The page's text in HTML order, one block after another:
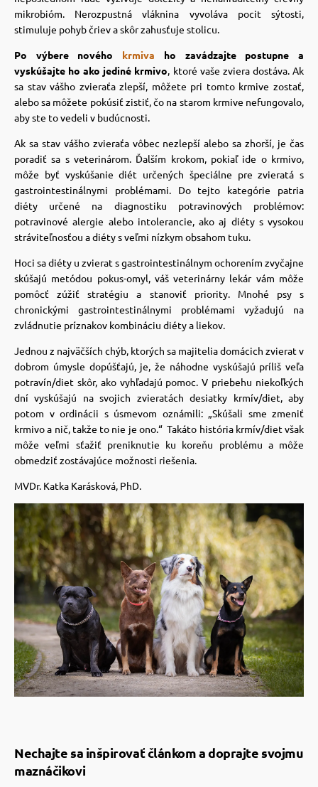
mikrobióm. Nerozpustná vláknina vyvoláva pocit sýtosti,
stimuluje pohyb čriev a skôr zahusťuje stolicu.
Po výbere nového krmiva ho zavádzajte postupne a
vyskúšajte ho ako jediné krmivo, ktoré vaše zviera dostáva. Ak
sa stav vášho zvieraťa zlepší, môžete pri tomto krmive zostať,
alebo sa môžete pokúsiť zistiť, čo na starom krmive nefungovalo,
aby ste to vedeli v budúcnosti.
Ak sa stav vášho zvieraťa vôbec nezlepší alebo sa zhorší, je čas
poradiť sa s veterinárom. Ďalším krokom, pokiaľ ide o krmivo,
môže byť vyskúšanie diét určených špeciálne pre zvieratá s
gastrointestinálnymi problémami. Do tejto kategórie patria
diéty určené na diagnostiku potravinových problémov:
potravinové alergie alebo intolerancie, ako aj diéty s vysokou
stráviteľnosťou a diéty s veľmi nízkym obsahom tuku.
Hoci sa diéty u zvierat s gastrointestinálnym ochorením zvyčajne
skúšajú metódou pokus-omyl, váš veterinárny lekár vám môže
pomôcť zúžiť stratégiu a stanoviť priority. Mnohé psy s
chronickými gastrointestinálnymi problémami vyžadujú na
zvládnutie príznakov kombináciu diéty a liekov.
Jednou z najväčších chýb, ktorých sa majitelia domácich zvierat v
dobrom úmysle dopúšťajú, je, že náhodne vyskúšajú príliš veľa
potravín/diet skôr, ako vyhľadajú pomoc. V priebehu niekoľkých
dní vyskúšajú na svojich zvieratách desiatky krmív/diet, aby
potom v ordinácii s úsmevom oznámili: „Skúšali sme zmeniť
krmivo a nič, takže to nie je ono.“ Takáto história krmív/diet však
môže veľmi sťažiť preniknutie ku koreňu problému a môže
obmedziť zostávajúce možnosti riešenia.
MVDr. Katka Karásková, PhD.
Nechajte sa inšpirovať článkom a doprajte svojmu
maznáčikovi